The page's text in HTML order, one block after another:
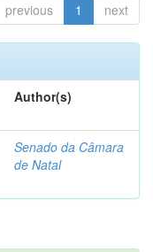
previous 1 next
Author(s)
Senado da Câmara
de Natal